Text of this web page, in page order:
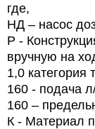
где,
НД – насос
Р -
вручную на
1,0 категория
160 - подача
160 –
К - Материал